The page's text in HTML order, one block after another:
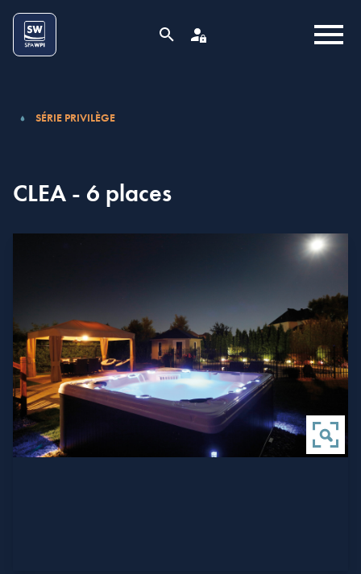
RECHERCHEESPACE PRO
MENU
SÉRIE PRIVILÈGE
CLEA - 6 places